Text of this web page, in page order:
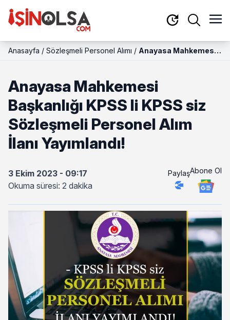
Anasayfa / Sözleşmeli Personel Alımı / Anayasa Mahkemesi
Personel Alım İlanı
Yayımlandı!
Anayasa Mahkemesi
Başkanlığı KPSS li KPSS siz
Sözleşmeli Personel Alım
İlanı Yayımlandı!
3 Ekim 2023 - 09:17
Okuma süresi: 2 dakika
PaylaşAbone Ol